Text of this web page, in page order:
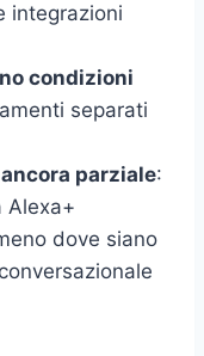
integrazioni
condizioni
separati
parziale:
Alexa+
dove siano